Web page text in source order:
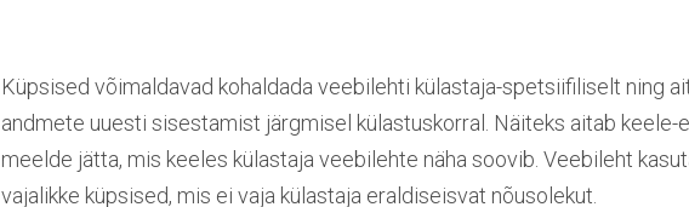
Küpsised võimaldavad kohaldada veebilehti külastaja-spetsiifiliselt ning
andmete uuesti sisestamist järgmisel külastuskorral. Näiteks aitab keele-
meelde jätta, mis keeles külastaja veebilehte näha soovib. Veebileht
vajalikke küpsised, mis ei vaja külastaja eraldiseisvat nõusolekut.